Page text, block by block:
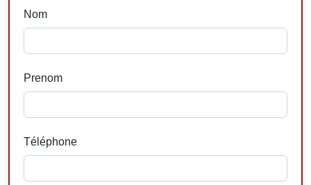
Nom
Prenom
Téléphone